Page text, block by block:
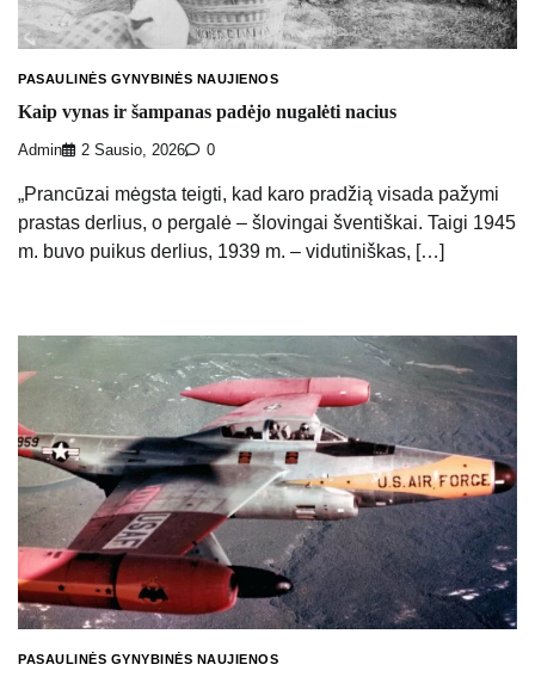
PASAULINĖS GYNYBINĖS NAUJIENOS
Kaip vynas ir šampanas padėjo nugalėti nacius
Admin 2 Sausio, 2026 0
„Prancūzai mėgsta teigti, kad karo pradžią visada pažymi
prastas derlius, o pergalė – šlovingai šventiškai. Taigi 1945
m. buvo puikus derlius, 1939 m. – vidutiniškas, […]
PASAULINĖS GYNYBINĖS NAUJIENOS